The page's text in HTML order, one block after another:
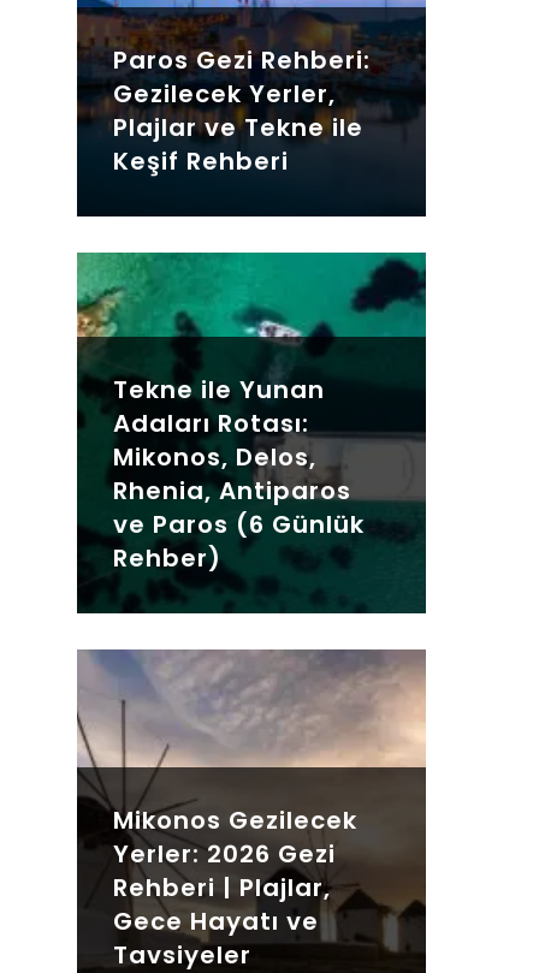
Paros Gezi Rehberi:
Gezilecek Yerler,
Plajlar ve Tekne ile
Keşif Rehberi
Tekne ile Yunan
Adaları Rotası:
Mikonos, Delos,
Rhenia, Antiparos
ve Paros (6 Günlük
Rehber)
Mikonos Gezilecek
Yerler: 2026 Gezi
Rehberi | Plajlar,
Gece Hayatı ve
Tavsiyeler